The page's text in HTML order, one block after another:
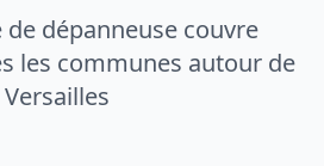
de dépanneuse couvre
les communes autour de
Versailles